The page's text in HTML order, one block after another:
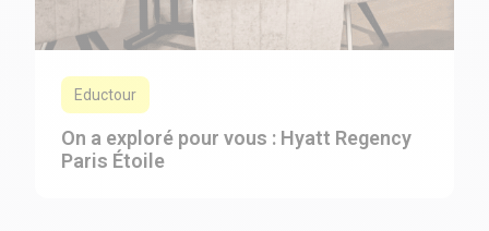
Eductour
On a exploré pour vous : Hyatt Regency
Paris Étoile